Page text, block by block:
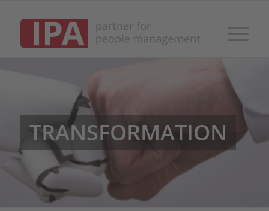
TRANSFORMATION